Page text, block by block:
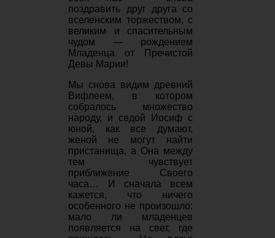
поздравить друг друга со
вселенским торжеством, с
великим и спасительным
чудом — рождением
Младенца от Пречистой
Девы Марии!
Мы снова видим древний
Вифлеем, в котором
собралось множество
народу, и седой Иосиф с
юной, как все думают,
женой не могут найти
пристанища, а Она между
тем чувствует
приближение Своего
часа… И сначала всем
кажется, что ничего
особенного не произошло:
мало ли младенцев
появляется на свет, где